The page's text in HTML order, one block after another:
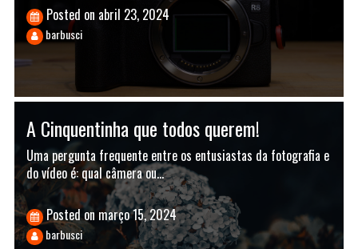
Posted on abril 23, 2024
barbusci
A Cinquentinha que todos querem!
Uma pergunta frequente entre os entusiastas da fotografia e
do vídeo é: qual câmera ou…
Posted on março 15, 2024
barbusci